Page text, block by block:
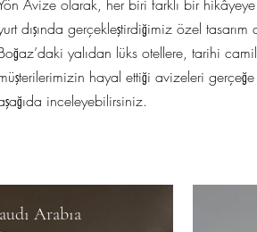
Avize olarak, her biri farklı bir
dışında gerçekleştirdiğimiz özel
yalıdan lüks otellere, tarihi
hayal ettiği avizeleri
inceleyebilirsiniz.
Arabıa